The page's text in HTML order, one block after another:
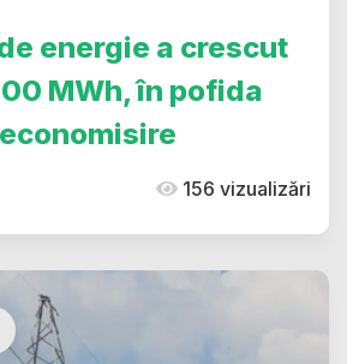
energie a crescut
MWh, în pofida
156 vizualizări